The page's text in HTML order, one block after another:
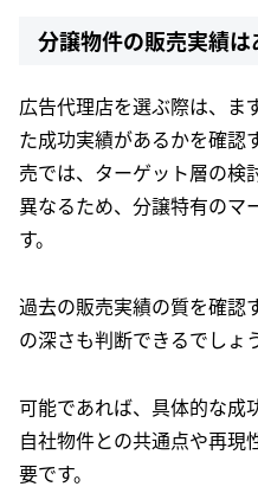
分譲物件の販売実績は
広告代理店を選ぶ際は、ま
た成功実績があるかを確認
売では、ターゲット層の検
異なるため、分譲特有のマ
す。
過去の販売実績の質を確認
の深さも判断できるでしょ
可能であれば、具体的な成
自社物件との共通点や再現
要です。